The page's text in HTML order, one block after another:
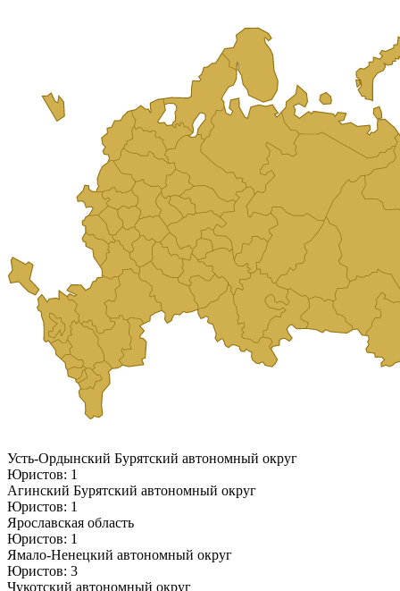
Усть-Ордынский Бурятский автономный округ
Юристов: 1
Агинский Бурятский автономный округ
Юристов: 1
Ярославская область
Юристов: 1
Ямало-Ненецкий автономный округ
Юристов: 3
Чукотский автономный округ